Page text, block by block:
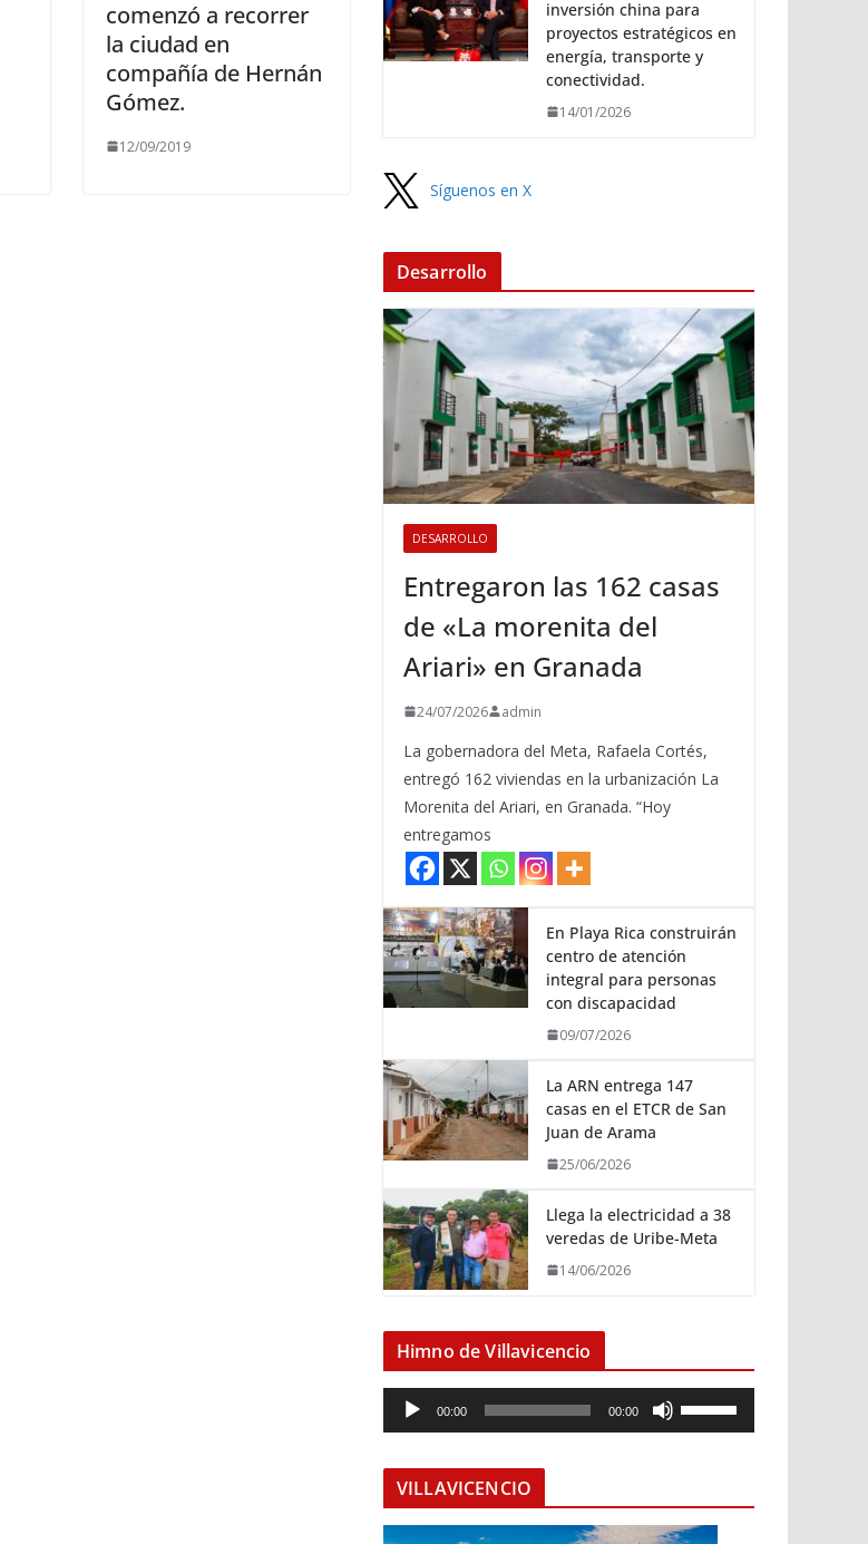
comenzó a recorrer
la ciudad en
compañía de Hernán
Gómez.
12/09/2019
inversión china para
proyectos estratégicos en
energía, transporte y
conectividad.
14/01/2026
Síguenos en X
Desarrollo
DESARROLLO
Entregaron las 162 casas
de «La morenita del
Ariari» en Granada
24/07/2026 admin
La gobernadora del Meta, Rafaela Cortés,
entregó 162 viviendas en la urbanización La
Morenita del Ariari, en Granada. “Hoy
entregamos
En Playa Rica construirán
centro de atención
integral para personas
con discapacidad
09/07/2026
La ARN entrega 147
casas en el ETCR de San
Juan de Arama
25/06/2026
Llega la electricidad a 38
veredas de Uribe-Meta
14/06/2026
Himno de Villavicencio
e
o
00:00 00:00
i
z
VILLAVICENCIO